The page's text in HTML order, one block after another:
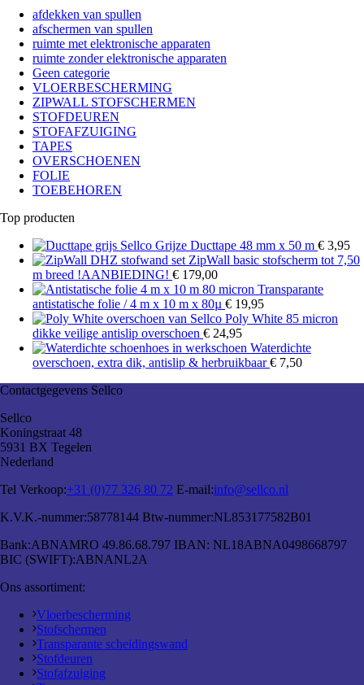
afdekken van spullen
afschermen van spullen
ruimte met elektronische apparaten
ruimte zonder elektronische apparaten
Geen categorie
VLOERBESCHERMING
ZIPWALL STOFSCHERMEN
STOFDEUREN
STOFAFZUIGING
TAPES
OVERSCHOENEN
FOLIE
TOEBEHOREN
Top producten
Grijze Ducttape 48 mm x 50 m € 3,95
ZipWall basic stofscherm tot 7,50
m breed !AANBIEDING! € 179,00
Transparante
antistatische folie / 4 m x 10 m x 80µ € 19,95
Poly White 85 micron
dikke veilige antislip overschoen € 24,95
Waterdichte
overschoen, extra dik, antislip & herbruikbaar € 7,50
Contactgegevens Sellco
Sellco
Koningstraat 48
5931 BX Tegelen
Nederland
Tel Verkoop:+31 (0)77 326 80 72 E-mail:info@sellco.nl
K.V.K.-nummer:58778144 Btw-nummer:NL853177582B01
Bank:ABNAMRO 49.86.68.797 IBAN: NL18ABNA0498668797
BIC (SWIFT):ABNANL2A
Ons assortiment:
Vloerbescherming
Stofschermen
Transparante scheidingswand
Stofdeuren
Stofafzuiging